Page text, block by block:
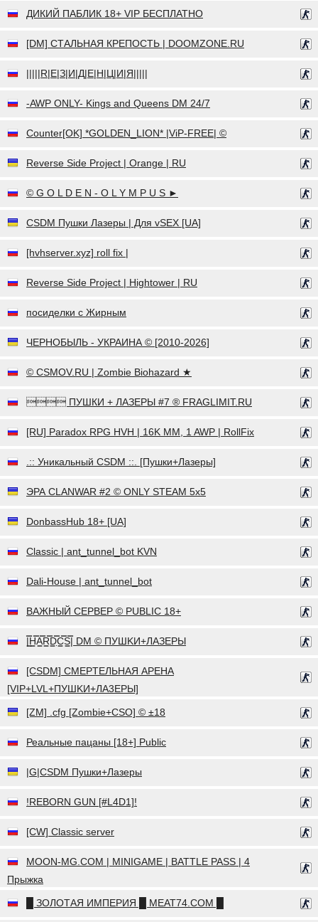
ДИКИЙ ПАБЛИК 18+ VIP БЕСПЛАТНО
[DM] СТАЛЬНАЯ КРЕПОСТЬ | DOOMZONE.RU
|||||R|Е|З|И|Д|Е|Н|Ц|И|Я|||||
-AWP ONLY- Kings and Queens DM 24/7
Counter[OK] *GOLDEN_LION* |ViP-FREE| ©
Reverse Side Project | Orange | RU
© G O L D E N - O L Y M P U S ►
CSDM Пушки Лазеры | Для vSEX [UA]
[hvhserver.xyz] roll fix |
Reverse Side Project | Hightower | RU
посиделки с Жирным
ЧЕРНОБЫЛЬ - УКРАИНА © [2010-2026]
© CSMOV.RU | Zombie Biohazard ★
 ПУШКИ + ЛАЗЕРЫ #7 ® FRAGLIMIT.RU
[RU] Paradox RPG HVH | 16K MM, 1 AWP | RollFix
.:: Уникальный CSDM ::. [Пушки+Лазеры]
ЭРА CLANWAR #2 © ONLY STEAM 5x5
DonbassHub 18+ [UA]
Classic | ant_tunnel_bot KVN
Dali-House | ant_tunnel_bot
ВАЖНЫЙ СЕРВЕР © PUBLIC 18+
|͇̿H͇̿A͇̿R͇̿D͇̿C͇̿S͇̿| DM © ПУШKИ+ЛAЗEPЫ
[CSDM] CMEPTEЛЬHAЯ APEHA
[VIP+LVL+ПУШKИ+ЛA3EPЫ]
[ZM] .cfg [Zombie+CSO] © ±18
Реальные пацаны [18+] Public
|G|CSDM Пушки+Лазеры
!REBORN GUN [#L4D1]!
[CW] Classic server
MOON-MG.COM | MINIGAME | BATTLE PASS | 4
Прыжка
█ ЗОЛОТАЯ ИМПЕРИЯ █ MEAT74.COM █